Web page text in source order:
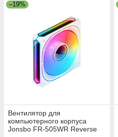
–19%
Вентилятор для
компьютерного корпуса
Jonsbo FR-505WR Reverse